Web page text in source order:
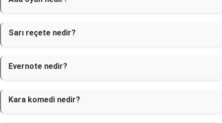
Sarı reçete nedir?
Evernote nedir?
Kara komedi nedir?